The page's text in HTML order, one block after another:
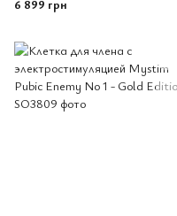
6 899 грн